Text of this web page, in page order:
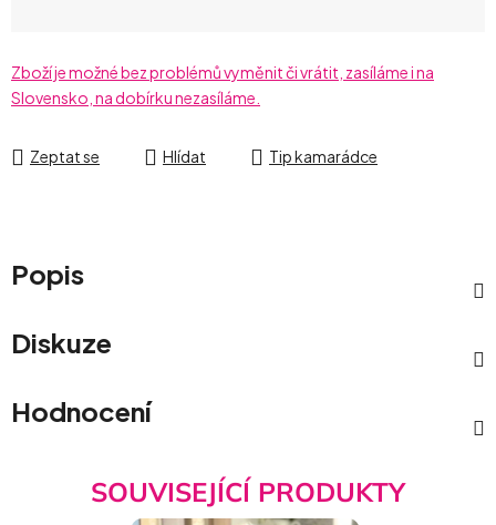
Zboží je možné bez problémů vyměnit či vrátit, zasíláme i na
Slovensko, na dobírku nezasíláme.
Zeptat se Hlídat Tip kamarádce
Popis
Diskuze
Hodnocení
SOUVISEJÍCÍ PRODUKTY